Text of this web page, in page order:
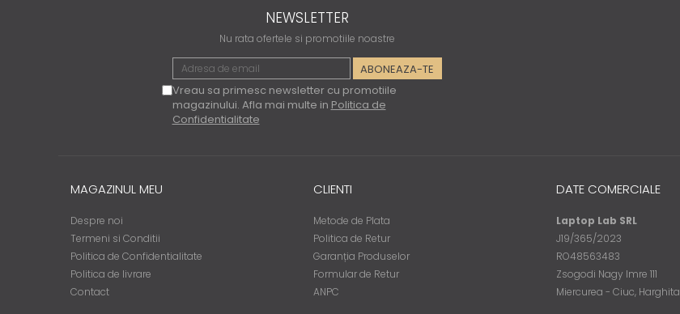
NEWSLETTER
Nu rata ofertele si promotiile noastre
Vreau sa primesc newsletter cu promotiile
magazinului. Afla mai multe in Politica de
Confidentialitate
MAGAZINUL MEU
Despre noi
Termeni si Conditii
Politica de Confidentialitate
Politica de livrare
Contact
CLIENTI
Metode de Plata
Politica de Retur
Garanția Produselor
Formular de Retur
ANPC
DATE COMERCIALE
Laptop Lab SRL
J19/365/2023
RO48563483
Zsogodi Nagy Imre 111
Miercurea - Ciuc, Harghita